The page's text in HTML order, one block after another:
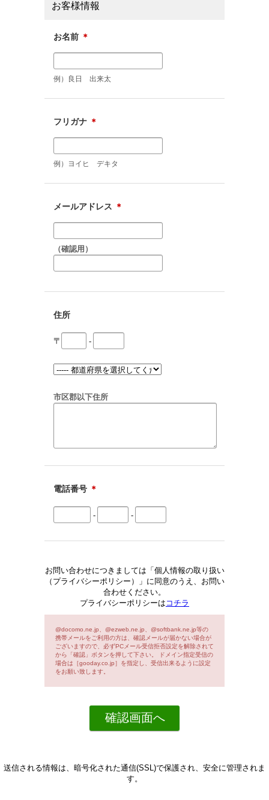
お客様情報
お名前 ＊
例）良日 出来太
フリガナ ＊
例）ヨイヒ デキタ
メールアドレス ＊
（確認用）
住所
〒 -
市区郡以下住所
電話番号 ＊
- -
お問い合わせにつきましては「個人情報の取り扱い
（プライバシーポリシー）」に同意のうえ、お問い
合わせください。
プライバシーポリシーは コチラ
@docomo.ne.jp、@ezweb.ne.jp、@softbank.ne.jp等の
携帯メールをご利用の方は、確認メールが届かない場合が
ございますので、必ずPCメール受信拒否設定を解除されて
から「確認」ボタンを押して下さい。 ドメイン指定受信の
場合は［gooday.co.jp］を指定し、受信出来るように設定
をお願い致します。
送信される情報は、暗号化された通信(SSL)で保護され、安全に管理されま
す。